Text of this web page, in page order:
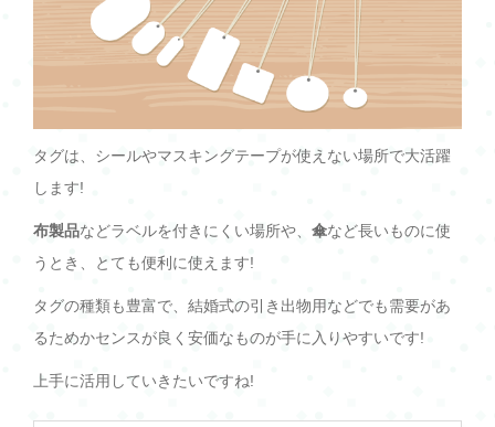
タグは、シールやマスキングテープが使えない場所で大活躍
します!
布製品などラベルを付きにくい場所や、 傘など長いものに使
うとき、とても便利に使えます!
タグの種類も豊富で、結婚式の引き出物用などでも需要があ
るためかセンスが良く安価なものが手に入りやすいです!
上手に活用していきたいですね!